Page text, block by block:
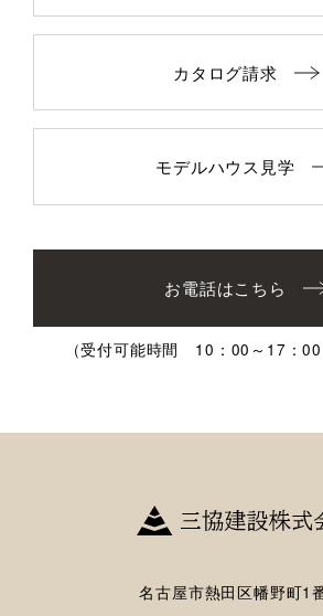
カタログ請求
モデルハウス見学
お電話はこちら
（受付可能時間 10：00～17：00
名古屋市熱田区幡野町1